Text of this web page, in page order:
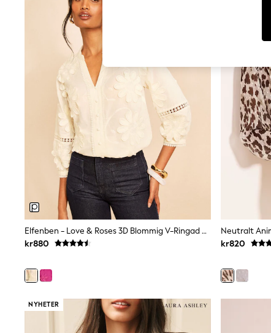
Sets & Outfits
Tops
T-Shirts
Nightwear & Pyjamas
Trousers & Leggings
Bodysuits & Vests
Shirts & Blouses
Swimwear
Shorts & Skirts
Babygrows & Sleepsuits
Jeans
Jumpsuits & Playsuits
All Holiday Shop
Tops
Dresses
Shorts
Skirts
Sandals & Sliders
Rash Vests
Sun Safe Swimwear
Sun Hats & Caps
All Partywear
Wedding
Shoes
Cardigans
Elfenben - Love & Roses 3D Blommig V-Ringad Blus
kr880
Neutralt
kr820
NYHETER